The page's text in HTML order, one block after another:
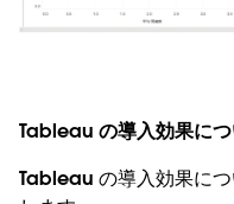
Tableau の導入効果に
Tableau の導入効果に